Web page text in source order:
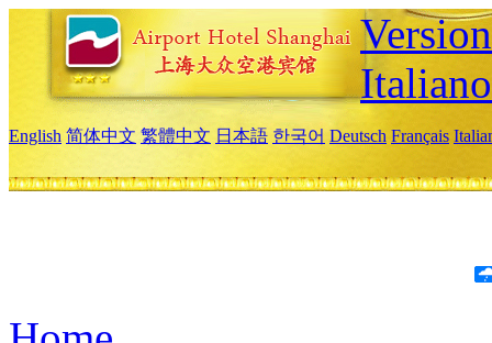
Italiano
English 简体中文 繁體中文 日本語 한국어 Deutsch Français